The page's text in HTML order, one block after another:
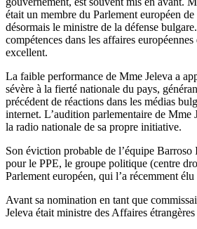
était un membre du Parlement européen
désormais le ministre de la défense
compétences dans les affaires
excellent.
La faible performance de Mme Jeleva a
sévère à la fierté nationale du pays,
précédent de réactions dans les médias
internet. L’audition parlementaire de Mme
la radio nationale de sa propre initiative.
Son éviction probable de l’équipe Barroso
pour le PPE, le groupe politique (centre
Parlement européen, qui l’a récemment
Avant sa nomination en tant que
Jeleva était ministre des Affaires